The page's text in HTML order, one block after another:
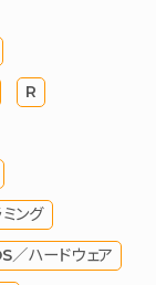
R
ング
／ハードウェア